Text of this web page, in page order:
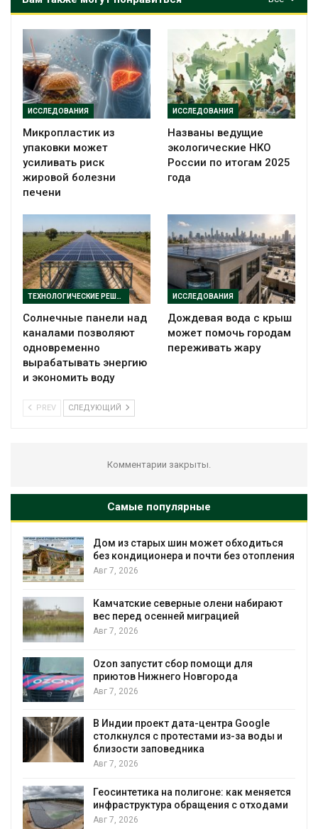
ИССЛЕДОВАНИЯ
Микропластик из
упаковки может
усиливать риск
жировой болезни
печени
ИССЛЕДОВАНИЯ
Названы ведущие
экологические НКО
России по итогам 2025
года
ТЕХНОЛОГИЧЕСКИЕ РЕШЕНИЯ
Солнечные панели над
каналами позволяют
одновременно
вырабатывать энергию
и экономить воду
ИССЛЕДОВАНИЯ
Дождевая вода с крыш
может помочь городам
переживать жару
PREV СЛЕДУЮЩИЙ
Комментарии закрыты.
Самые популярные
Дом из старых шин может обходиться
без кондиционера и почти без отопления
Авг 7, 2026
Камчатские северные олени набирают
вес перед осенней миграцией
Авг 7, 2026
Ozon запустит сбор помощи для
приютов Нижнего Новгорода
Авг 7, 2026
В Индии проект дата-центра Google
столкнулся с протестами из-за воды и
близости заповедника
Авг 7, 2026
Геосинтетика на полигоне: как меняется
инфраструктура обращения с отходами
Авг 7, 2026
Авг 7, 2026